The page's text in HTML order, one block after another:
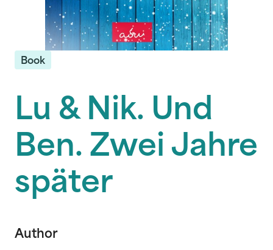
Book
Lu & Nik. Und
Ben. Zwei Jahre
später
Author